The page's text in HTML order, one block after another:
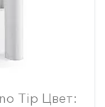
Tip Цвет: